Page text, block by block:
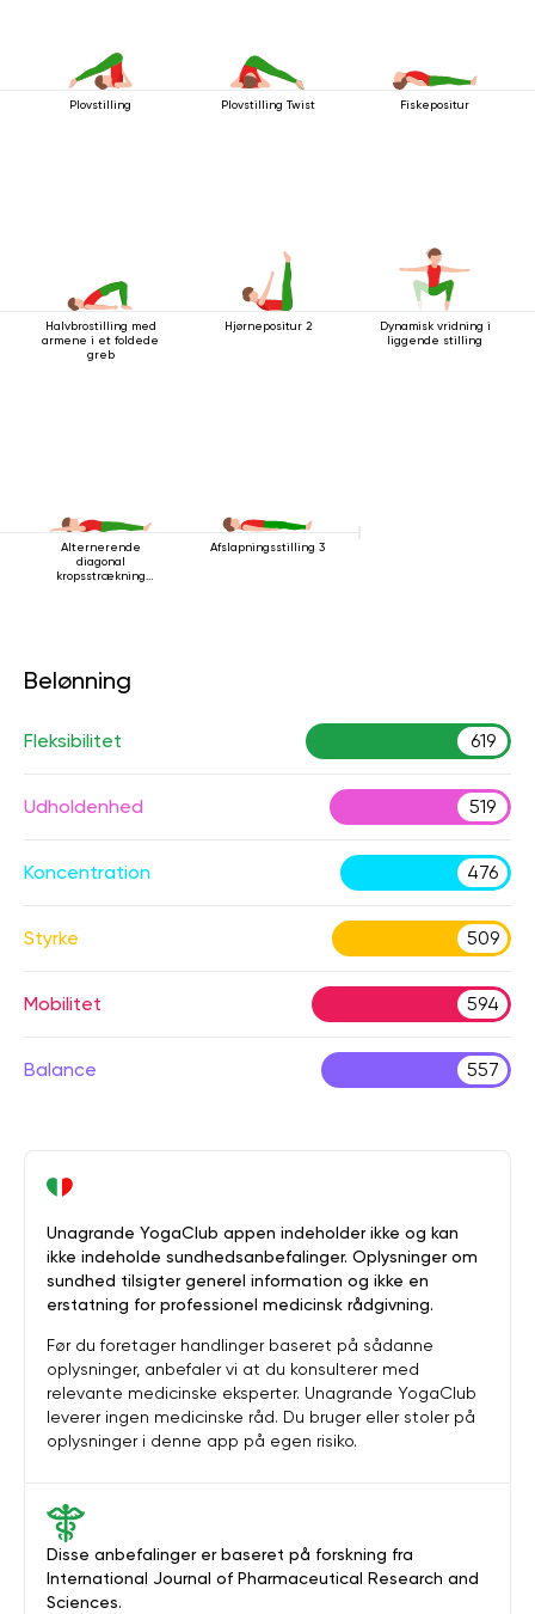
Plovstilling Plovstilling Twist Fiskepositur
Halvbrostilling med
armene i et foldede
greb
Hjørnepositur 2
Dynamisk vridning i
liggende stilling
Alternerende
diagonal
kropsstrækning
Afslapningsstilling 3
Belønning
Fleksibilitet 619
Udholdenhed 519
Koncentration 476
Styrke 509
Mobilitet 594
Balance 557
Disse anbefalinger er baseret på forskning fra
International Journal of Pharmaceutical Research and
Sciences.
Unagrande YogaClub appen indeholder ikke og kan
ikke indeholde sundhedsanbefalinger. Oplysninger om
sundhed tilsigter generel information og ikke en
erstatning for professionel medicinsk rådgivning.
Før du foretager handlinger baseret på sådanne
oplysninger, anbefaler vi at du konsulterer med
relevante medicinske eksperter. Unagrande YogaClub
leverer ingen medicinske råd. Du bruger eller stoler på
oplysninger i denne app på egen risiko.